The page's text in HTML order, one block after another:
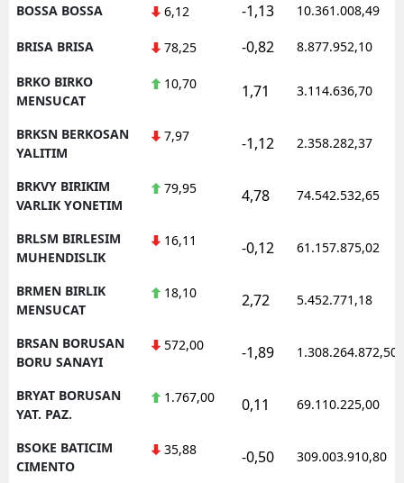
BOSSA BOSSA 6,12 -1,13 10.361.008,49
BRISA BRISA 78,25 -0,82 8.877.952,10
BRKO BIRKO
MENSUCAT
10,70 1,71 3.114.636,70
BRKSN BERKOSAN
YALITIM
7,97 -1,12 2.358.282,37
BRKVY BIRIKIM
VARLIK YONETIM
79,95 4,78 74.542.532,65
BRLSM BIRLESIM
MUHENDISLIK
16,11 -0,12 61.157.875,02
BRMEN BIRLIK
MENSUCAT
18,10 2,72 5.452.771,18
BRSAN BORUSAN
BORU SANAYI
572,00 -1,89 1.308.264.872,50
BRYAT BORUSAN
YAT. PAZ.
1.767,00 0,11 69.110.225,00
BSOKE BATICIM
CIMENTO
35,88 -0,50 309.003.910,80